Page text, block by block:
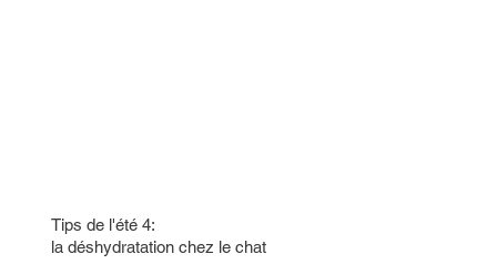
Tips de l'été 4:
la déshydratation chez le chat